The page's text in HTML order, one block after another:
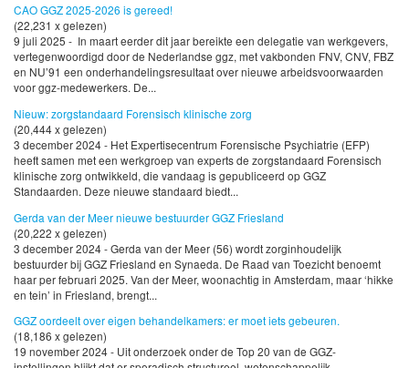
CAO GGZ 2025-2026 is gereed!
(22,231 x gelezen)
9 juli 2025 - In maart eerder dit jaar bereikte een delegatie van werkgevers,
vertegenwoordigd door de Nederlandse ggz, met vakbonden FNV, CNV, FBZ
en NU’91 een onderhandelingsresultaat over nieuwe arbeidsvoorwaarden
voor ggz-medewerkers. De...
Nieuw: zorgstandaard Forensisch klinische zorg
(20,444 x gelezen)
3 december 2024 - Het Expertisecentrum Forensische Psychiatrie (EFP)
heeft samen met een werkgroep van experts de zorgstandaard Forensisch
klinische zorg ontwikkeld, die vandaag is gepubliceerd op GGZ
Standaarden. Deze nieuwe standaard biedt...
Gerda van der Meer nieuwe bestuurder GGZ Friesland
(20,222 x gelezen)
3 december 2024 - Gerda van der Meer (56) wordt zorginhoudelijk
bestuurder bij GGZ Friesland en Synaeda. De Raad van Toezicht benoemt
haar per februari 2025. Van der Meer, woonachtig in Amsterdam, maar ‘hikke
en tein’ in Friesland, brengt...
GGZ oordeelt over eigen behandelkamers: er moet iets gebeuren.
(18,186 x gelezen)
19 november 2024 - Uit onderzoek onder de Top 20 van de GGZ-